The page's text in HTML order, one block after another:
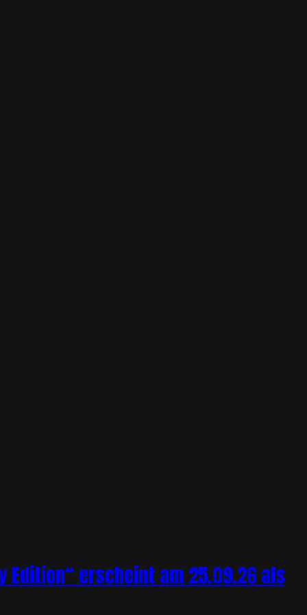
Edition“ erscheint am 25.09.26 als